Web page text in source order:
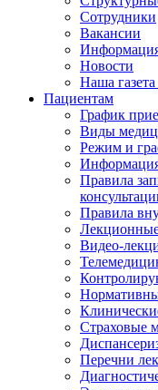
Сотрудники
Вакансии
Информация
Новости
​​Наша газета
Пациентам
График
Виды
Режим и
Правила
Правила
Видео-
Страховые
Перечни